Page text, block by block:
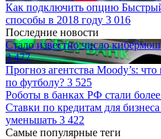
Как подключить опцию
способы в 2018 году 3 016
Последние новости
Стало известно число
3 477
Прогноз агентства Moody’s:
по футболу? 3 525
Роботы в банках РФ стали
Ставки по кредитам для
уменьшать 3 422
Самые популярные теги